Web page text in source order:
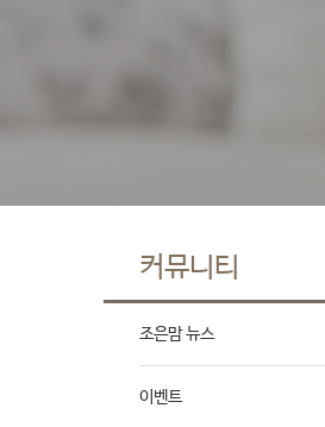
커뮤니티
조은맘 뉴스
이벤트